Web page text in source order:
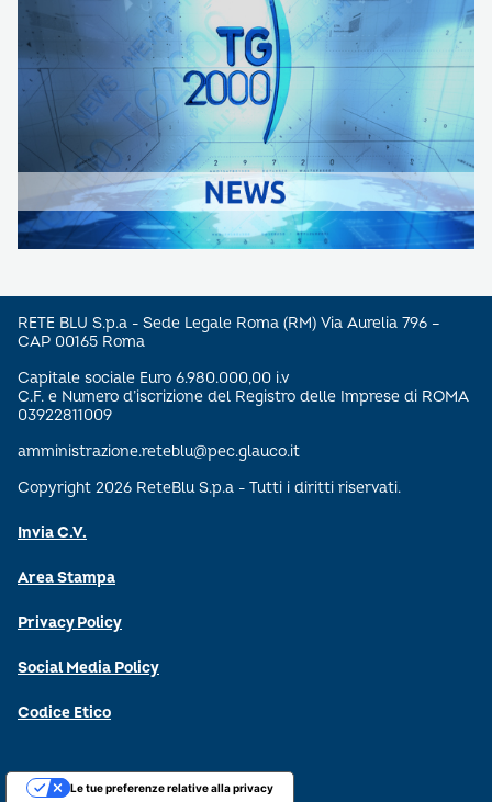
RETE BLU S.p.a - Sede Legale Roma (RM) Via Aurelia 796 –
CAP 00165 Roma
Capitale sociale Euro 6.980.000,00 i.v
C.F. e Numero d’iscrizione del Registro delle Imprese di ROMA
03922811009
amministrazione.reteblu@pec.glauco.it
Copyright 2026 ReteBlu S.p.a - Tutti i diritti riservati.
Invia C.V.
Area Stampa
Privacy Policy
Social Media Policy
Codice Etico
Le tue preferenze relative alla privacy